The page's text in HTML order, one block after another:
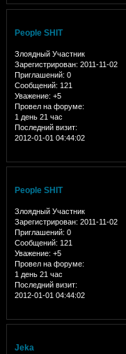
People SHIT
Злоядный Участник
Зарегистрирован: 2011-11-02
Приглашений: 0
Сообщений: 121
Уважение: +5
Провел на форуме:
1 день 21 час
Последний визит:
2012-01-01 04:44:02
People SHIT
Злоядный Участник
Зарегистрирован: 2011-11-02
Приглашений: 0
Сообщений: 121
Уважение: +5
Провел на форуме:
1 день 21 час
Последний визит:
2012-01-01 04:44:02
Jeka